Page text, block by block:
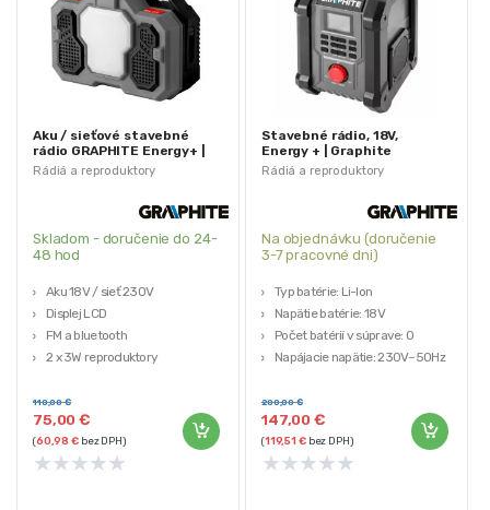
Rádiá a reproduktory
Aku / sieťové stavebné
rádio GRAPHITE Energy+ |
58GE104
Skladom - doručenie do 24-
48 hod
Aku 18V / sieť 230V
Displej LCD
FM a bluetooth
2 x 3W reproduktory
75,00€
110,00€
(60,98€bez DPH)
★★★★★
Rádiá a reproduktory
Stavebné rádio, 18V,
Energy + | Graphite
Na objednávku (doručenie
3-7 pracovné dni)
Typ batérie: Li-Ion
Napätie batérie: 18 V
Počet batérií v súprave: 0
Napájacie napätie: 230V~50Hz
147,00€
200,00€
(119,51€bez DPH)
★★★★★